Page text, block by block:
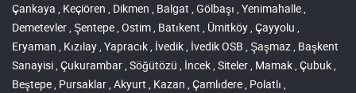
Çankaya , Keçiören , Dikmen , Balgat , Gölbaşı , Yenimahalle ,
Demetevler , Şentepe , Ostim , Batıkent , Ümitköy , Çayyolu ,
Eryaman , Kızılay , Yapracık , İvedik , İvedik OSB , Şaşmaz , Başkent
Sanayisi , Çukurambar , Söğütözü , İncek , Siteler , Mamak , Çubuk ,
Beştepe , Pursaklar , Akyurt , Kazan , Çamlıdere , Polatlı ,